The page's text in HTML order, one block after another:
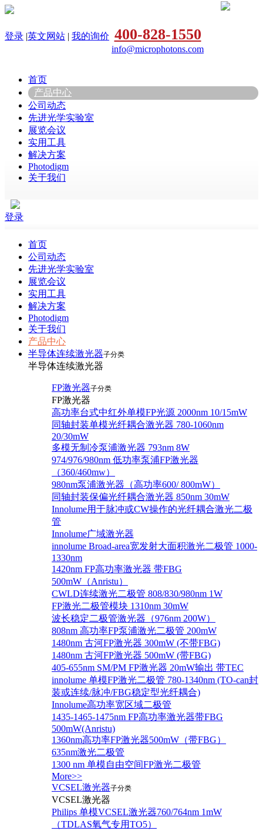
登录 |英文网站 | 我的询价 400-828-1550
info@microphotons.com
首页
产品中心
公司动态
先进光学实验室
展览会议
实用工具
解决方案
Photodigm
关于我们
登录
首页
公司动态
先进光学实验室
展览会议
实用工具
解决方案
Photodigm
关于我们
产品中心
半导体连续激光器子分类
半导体连续激光器
FP激光器子分类
FP激光器
高功率台式中红外单模FP光源 2000nm 10/15mW
同轴封装单模光纤耦合激光器 780-1060nm
20/30mW
多模无制冷泵浦激光器 793nm 8W
974/976/980nm 低功率泵浦FP激光器
（360/460mw）
980nm泵浦激光器（高功率600/ 800mW）
同轴封装保偏光纤耦合激光器 850nm 30mW
Innolume用于脉冲或CW操作的光纤耦合激光二极
管
Innolume广域激光器
innolume Broad-area宽发射大面积激光二极管 1000-
1330nm
1420nm FP高功率激光器 带FBG
500mW（Anristu）
CWLD连续激光二极管 808/830/980nm 1W
FP激光二极管模块 1310nm 30mW
波长稳定二极管激光器（976nm 200W）
808nm 高功率FP泵浦激光二极管 200mW
1480nm 古河FP激光器 300mW (不带FBG)
1480nm 古河FP激光器 500mW (带FBG)
405-655nm SM/PM FP激光器 20mW输出 带TEC
innolume 单模FP激光二极管 780-1340nm (TO-can封
装或连续/脉冲/FBG稳定型光纤耦合)
Innolume高功率宽区域二极管
1435-1465-1475nm FP高功率激光器带FBG
500mW(Anristu)
1360nm高功率FP激光器500mW（带FBG）
635nm激光二极管
1300 nm 单模自由空间FP激光二极管
More>>
VCSEL激光器子分类
VCSEL激光器
Philips 单模VCSEL激光器760/764nm 1mW
（TDLAS氧气专用TO5）